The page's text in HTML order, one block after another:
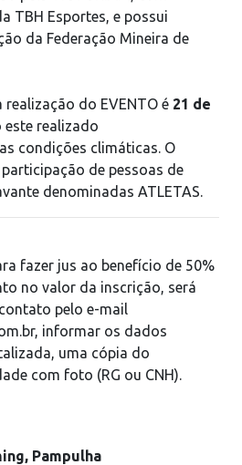
TBH Esportes, e possui
da Federação Mineira de
do EVENTO é 21 de
este realizado
condições climáticas. O
de pessoas de
denominadas ATLETAS.
fazer jus ao benefício de 50%
no valor da inscrição, será
pelo e-mail
, informar os dados
uma cópia do
com foto (RG ou CNH).
Pampulha